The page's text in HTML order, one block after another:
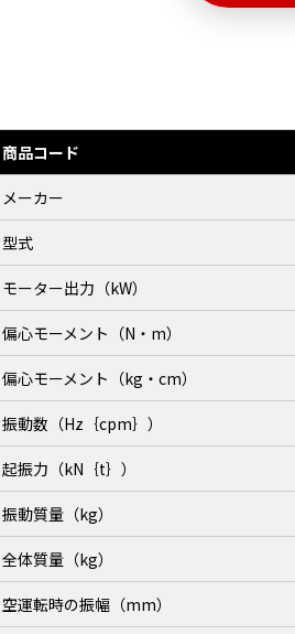
商品コード
メーカー
型式
モーター出力（kW）
偏心モーメント（N・m）
偏心モーメント（kg・cm）
振動数（Hz｛cpm｝）
起振力（kN｛t｝）
振動質量（kg）
全体質量（kg）
空運転時の振幅（mm）